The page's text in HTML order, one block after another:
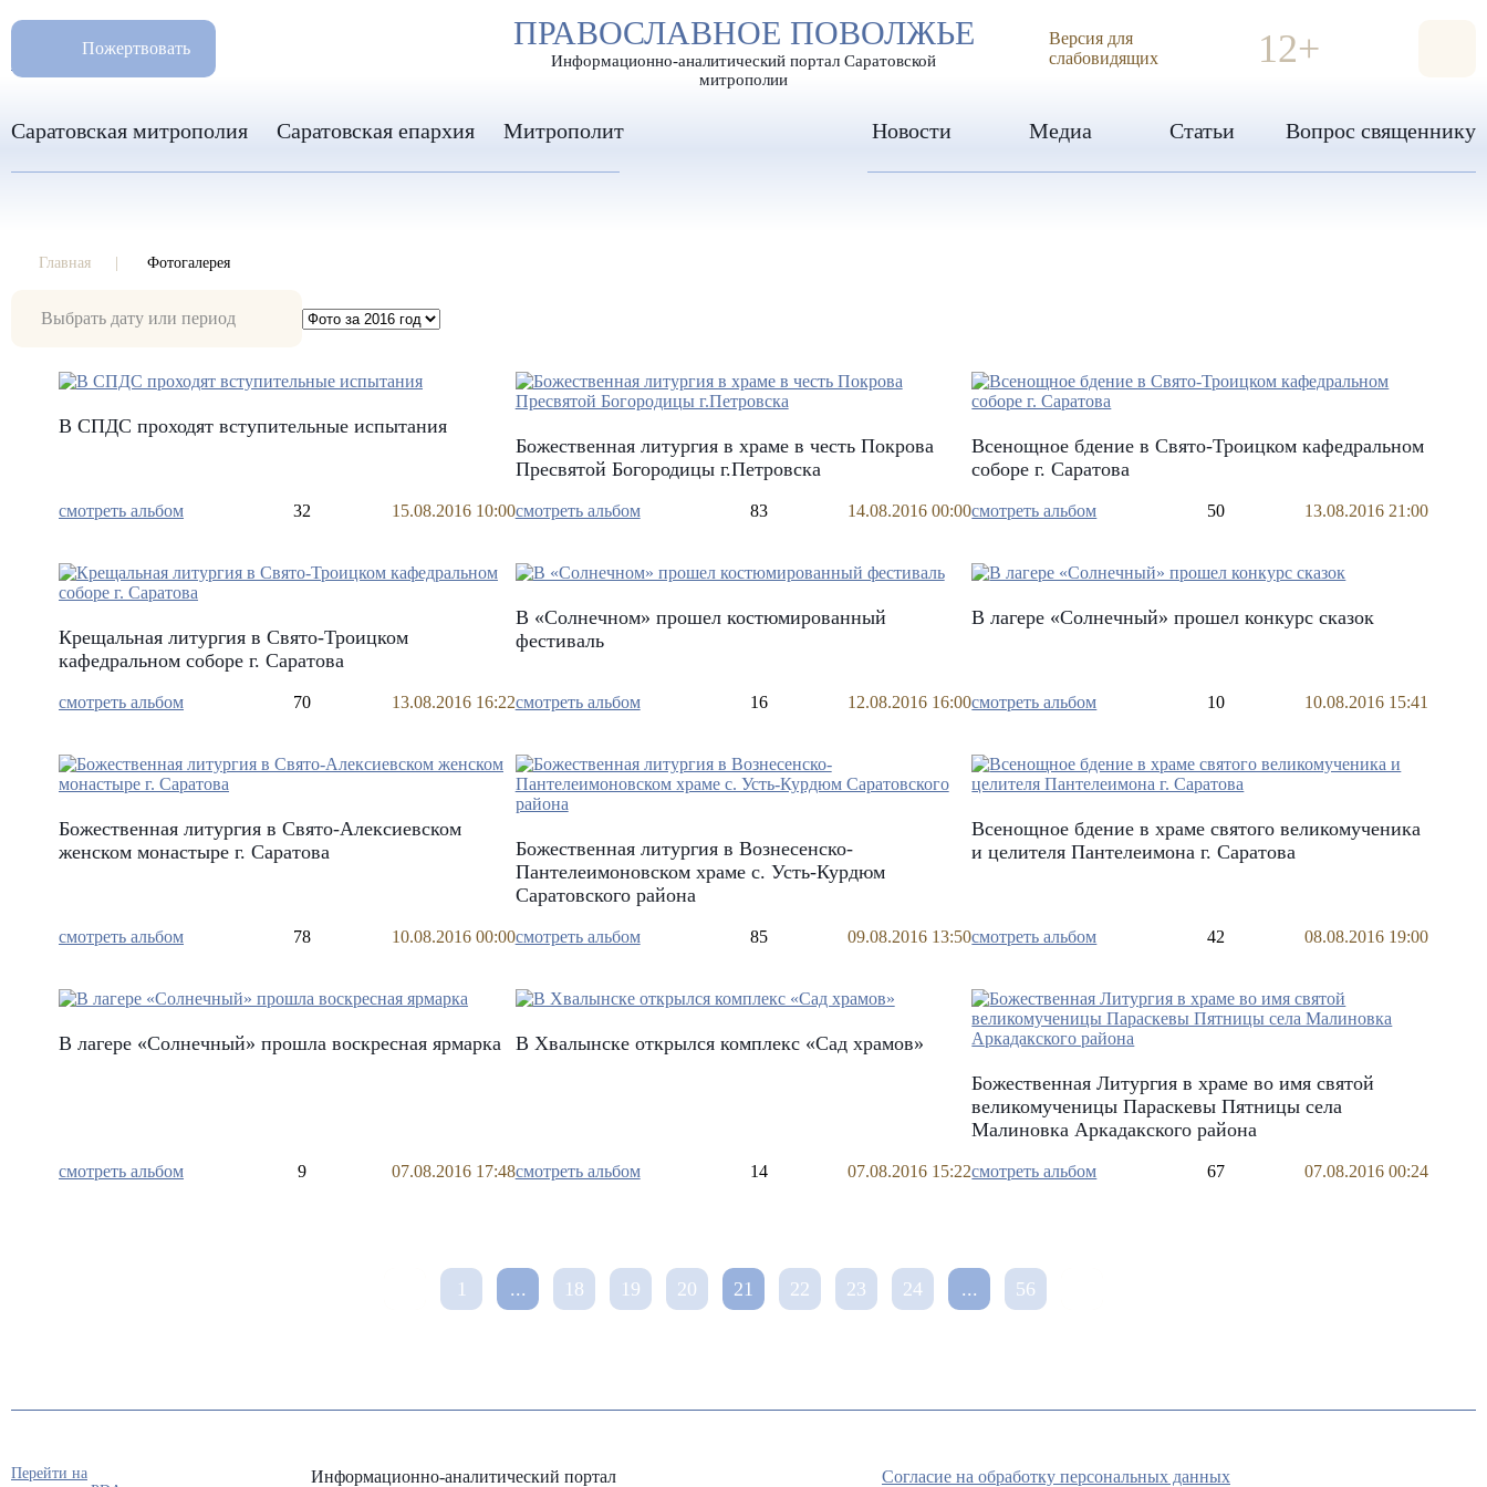
РАЗМЕР ШРИФТА А А А ИЗОБРАЖЕНИЯ
ПРАВОСЛАВНОЕ ПОВОЛЖЬЕ
Информационно-аналитический портал Саратовской
митрополии
Пожертвовать
8 960 346 31 04
info-sar@mail.ru
Версия для
слабовидящих
12+
Саратовская митрополия Саратовская епархия Митрополит Новости Медиа Статьи Вопрос священнику
Главная Фотогалерея
Фотогалерея
В СПДС проходят вступительные испытания
смотреть альбом 32 15.08.2016 10:00
Божественная литургия в храме в честь Покрова
Пресвятой Богородицы г.Петровска
смотреть альбом 83 14.08.2016 00:00
Всенощное бдение в Свято-Троицком кафедральном
соборе г. Саратова
смотреть альбом 50 13.08.2016 21:00
Крещальная литургия в Свято-Троицком
кафедральном соборе г. Саратова
смотреть альбом 70 13.08.2016 16:22
В «Солнечном» прошел костюмированный
фестиваль
смотреть альбом 16 12.08.2016 16:00
В лагере «Солнечный» прошел конкурс сказок
смотреть альбом 10 10.08.2016 15:41
Божественная литургия в Свято-Алексиевском
женском монастыре г. Саратова
смотреть альбом 78 10.08.2016 00:00
Божественная литургия в Вознесенско-
Пантелеимоновском храме с. Усть-Курдюм
Саратовского района
смотреть альбом 85 09.08.2016 13:50
Всенощное бдение в храме святого великомученика
и целителя Пантелеимона г. Саратова
смотреть альбом 42 08.08.2016 19:00
В лагере «Солнечный» прошла воскресная ярмарка
смотреть альбом 9 07.08.2016 17:48
В Хвалынске открылся комплекс «Сад храмов»
смотреть альбом 14 07.08.2016 15:22
Божественная Литургия в храме во имя святой
великомученицы Параскевы Пятницы села
Малиновка Аркадакского района
смотреть альбом 67 07.08.2016 00:24
1 ... 18 19 20 21 22 23 24 ... 56
Информационно-аналитический портал Согласие на обработку персональных данных
Перейти на